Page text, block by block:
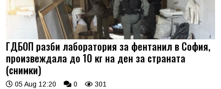
ГДБОП разби лаборатория за фентанил в София,
произвеждала до 10 кг на ден за страната
(снимки)
05 Aug 12:20 0 301